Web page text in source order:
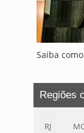
Saiba
Regiões
RJ